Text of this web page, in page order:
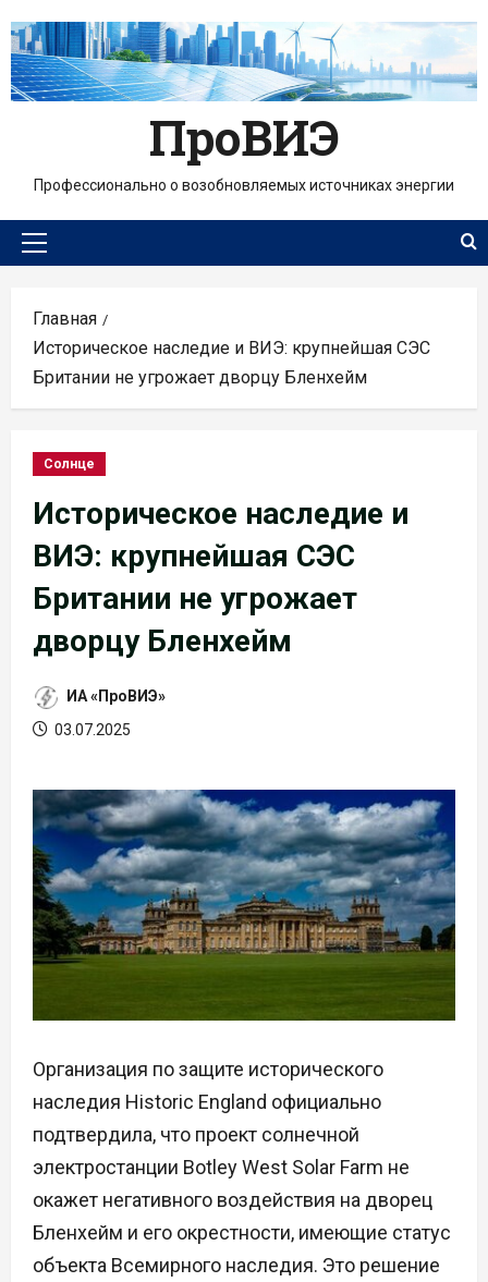
содержимому
ПроВИЭ
Профессионально о возобновляемых источниках энергии
Основное
Главная
Историческое наследие и ВИЭ: крупнейшая СЭС
Британии не угрожает дворцу Бленхейм
Солнце
Историческое наследие и
ВИЭ: крупнейшая СЭС
Британии не угрожает
дворцу Бленхейм
ИА «ПроВИЭ»
03.07.2025
Организация по защите исторического
наследия Historic England официально
подтвердила, что проект солнечной
электростанции Botley West Solar Farm не
окажет негативного воздействия на дворец
Бленхейм и его окрестности, имеющие статус
объекта Всемирного наследия. Это решение